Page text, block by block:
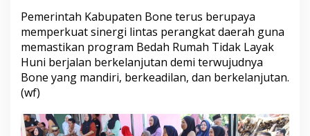
Pemerintah Kabupaten Bone terus berupaya
memperkuat sinergi lintas perangkat daerah guna
memastikan program Bedah Rumah Tidak Layak
Huni berjalan berkelanjutan demi terwujudnya
Bone yang mandiri, berkeadilan, dan berkelanjutan.
(wf)